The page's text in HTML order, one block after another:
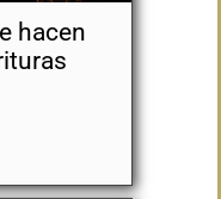
hacen